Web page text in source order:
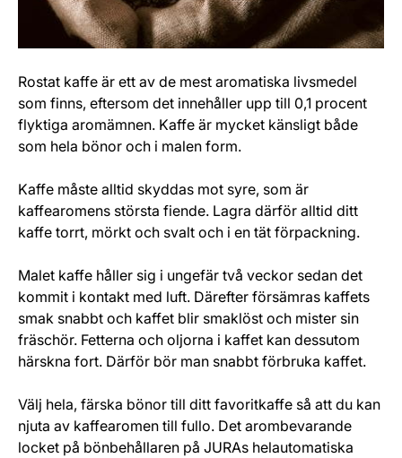
Rostat kaffe är ett av de mest aromatiska livsmedel
som finns, eftersom det innehåller upp till 0,1 procent
flyktiga aromämnen. Kaffe är mycket känsligt både
som hela bönor och i malen form.
Kaffe måste alltid skyddas mot syre, som är
kaffearomens största fiende. Lagra därför alltid ditt
kaffe torrt, mörkt och svalt och i en tät förpackning.
Malet kaffe håller sig i ungefär två veckor sedan det
kommit i kontakt med luft. Därefter försämras kaffets
smak snabbt och kaffet blir smaklöst och mister sin
fräschör. Fetterna och oljorna i kaffet kan dessutom
härskna fort. Därför bör man snabbt förbruka kaffet.
Välj hela, färska bönor till ditt favoritkaffe så att du kan
njuta av kaffearomen till fullo. Det arombevarande
locket på bönbehållaren på JURAs helautomatiska